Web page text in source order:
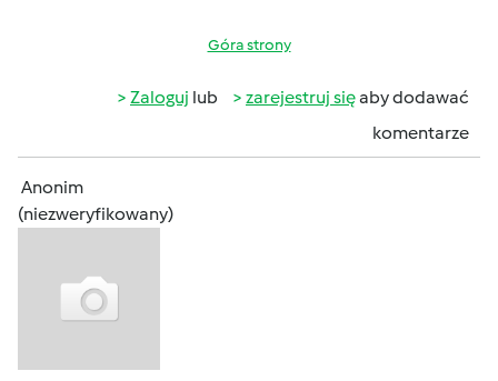
Góra strony
Zaloguj lub zarejestruj sięaby dodawać
komentarze
Anonim
(niezweryfikowany)